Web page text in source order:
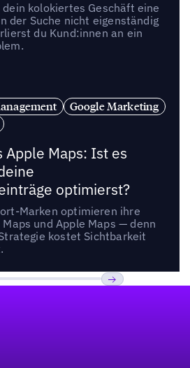
kolokiertes Geschäft eine
der Suche nicht eigenständig
du Kund:innen an ein
Google Marketing
Apple Maps: Ist es
optimierst?
Marken optimieren ihre
und Apple Maps — denn
kostet Sichtbarkeit